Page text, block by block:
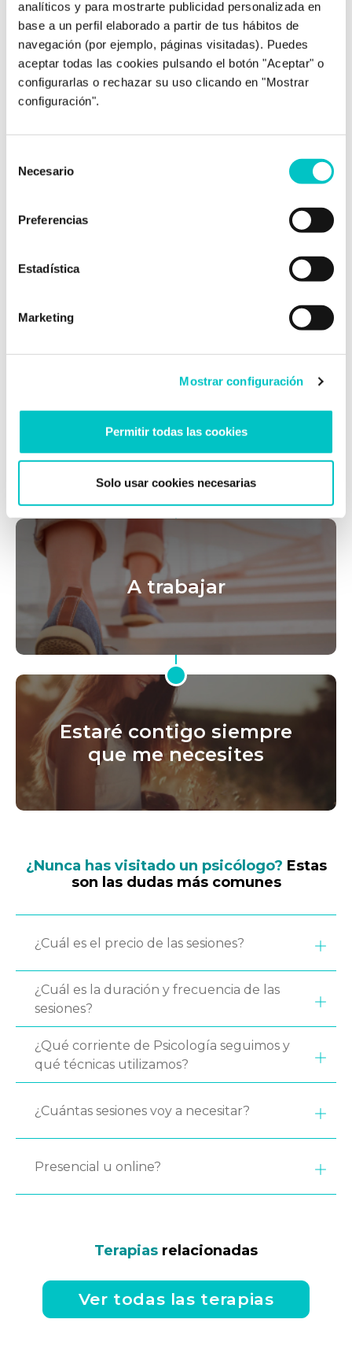
analíticos y para mostrarte publicidad personalizada en
base a un perfil elaborado a partir de tus hábitos de
navegación (por ejemplo, páginas visitadas). Puedes
aceptar todas las cookies pulsando el botón "Aceptar" o
configurarlas o rechazar su uso clicando en "Mostrar
configuración".
Necesario
Preferencias
Estadística
Marketing
Mostrar configuración
Permitir todas las cookies
Solo usar cookies necesarias
Nuestrométodo de trabajo
paso hacia tu cambio
A trabajar
Estaré contigo siempre
que me necesites
¿Nunca has visitado un psicólogo? Estas
son las dudas más comunes
¿Cuál es el precio de las sesiones?
¿Cuál es la duración y frecuencia de las
sesiones?
¿Qué corriente de Psicología seguimos y
qué técnicas utilizamos?
¿Cuántas sesiones voy a necesitar?
Presencial u online?
Terapias relacionadas
Ver todas las terapias